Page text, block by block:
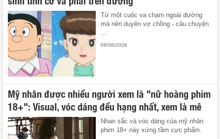
Từ một cuộc va chạm ngoài đường
mà nên duyên vợ chồng - câu chuyện
08/08/2026
Mỹ nhân được nhiều người xem là "nữ hoàng phim
18+": Visual, vóc dáng đều hạng nhất, xem là mê
Nhan sắc và vóc dáng của mỹ nhân
phim 18+ này xứng tầm cực phẩm.